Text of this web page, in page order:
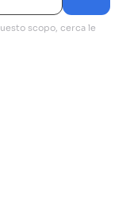
scopo, cerca le